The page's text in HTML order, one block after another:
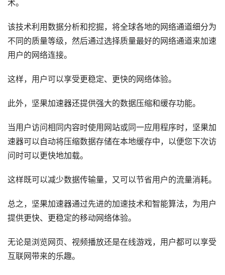
术。
该技术利用数据分析和挖掘，将全球各地的网络通道细分为
不同的质量等级，然后通过选择质量最好的网络通道来加速
用户的网络连接。
这样，用户可以享受更稳定、更快的网络体验。
此外，坚果加速器还提供强大的数据压缩和缓存功能。
当用户访问相同内容时使用网站或同一应用程序时，坚果加
速器可以自动将压缩数据存储在本地缓存中，以便您下次访
问时可以更快地加载。
这样既可以减少数据传输量，又可以节省用户的流量消耗。
总之，坚果加速器通过先进的加速技术和智能算法，为用户
提供更快、更稳定的移动网络体验。
无论是浏览网页、视频播放还是在线游戏，用户都可以享受
互联网带来的乐趣。